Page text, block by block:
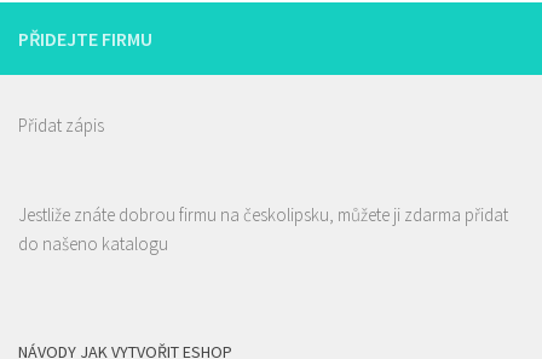
PŘIDEJTE FIRMU
Přidat zápis
Jestliže znáte dobrou firmu na českolipsku, můžete ji zdarma přidat
do našeno katalogu
NÁVODY JAK VYTVOŘIT ESHOP